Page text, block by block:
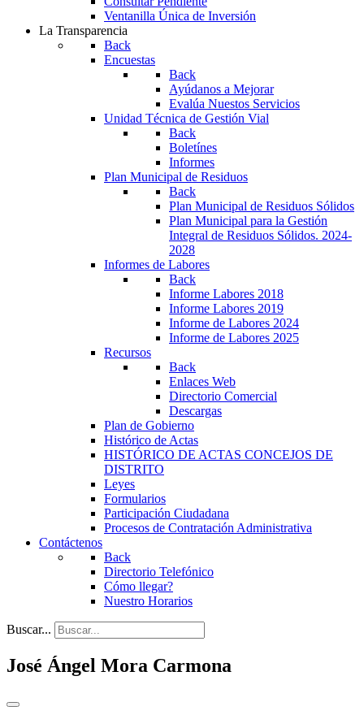
Ventanilla Única de Inversión
La Transparencia
Back
Encuestas
Back
Ayúdanos a Mejorar
Evalúa Nuestos Servicios
Unidad Técnica de Gestión Vial
Back
Boletínes
Informes
Plan Municipal de Residuos
Back
Plan Municipal de Residuos Sólidos
Plan Municipal para la Gestión
Integral de Residuos Sólidos. 2024-
2028
Informes de Labores
Back
Informe Labores 2018
Informe Labores 2019
Informe de Labores 2024
Informe de Labores 2025
Recursos
Back
Enlaces Web
Directorio Comercial
Descargas
Plan de Gobierno
Histórico de Actas
HISTÓRICO DE ACTAS CONCEJOS DE
DISTRITO
Leyes
Formularios
Participación Ciudadana
Procesos de Contratación Administrativa
Contáctenos
Back
Directorio Telefónico
Cómo llegar?
Nuestro Horarios
Buscar...
José Ángel Mora Carmona